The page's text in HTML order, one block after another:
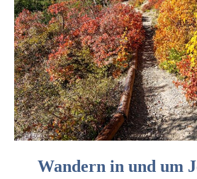
Wandern in und um